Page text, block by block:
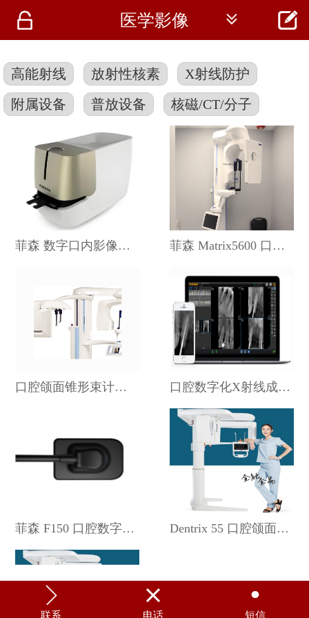
 首页
仪器
医疗资讯
 医学影像  
高能射线 放射性核素 X射线防护
附属设备 普放设备 核磁/CT/分子
菲森 数字口内影像板扫描处理系统 F200 牙片宝 菲森 Matrix5600 口腔颌面锥形束计算机体层摄影设备
口腔颌面锥形束计算机体层摄影设备 Matrix5000 菲森 口腔数字化X射线成像系统 F100 菲森
菲森 F150 口腔数字化X射线成像系统 Dentrix 55 口腔颌面锥形束计算机体层摄影设备 菲森

联系

电话

短信